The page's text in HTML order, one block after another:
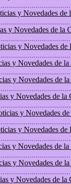
y Novedades de
y Novedades de la
y Novedades de
y Novedades de
y Novedades de
y Novedades de la
y Novedades
y Novedades de
y Novedades de
y Novedades de
y Novedades de la